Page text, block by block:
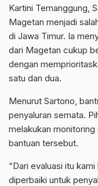
Kartini Temanggung,
Magetan menjadi
di Jawa Timur. Ia
dari Magetan cukup
dengan
satu dan dua.
Menurut Sartono,
penyaluran semata.
melakukan
bantuan tersebut.
“Dari evaluasi itu
diperbaiki untuk